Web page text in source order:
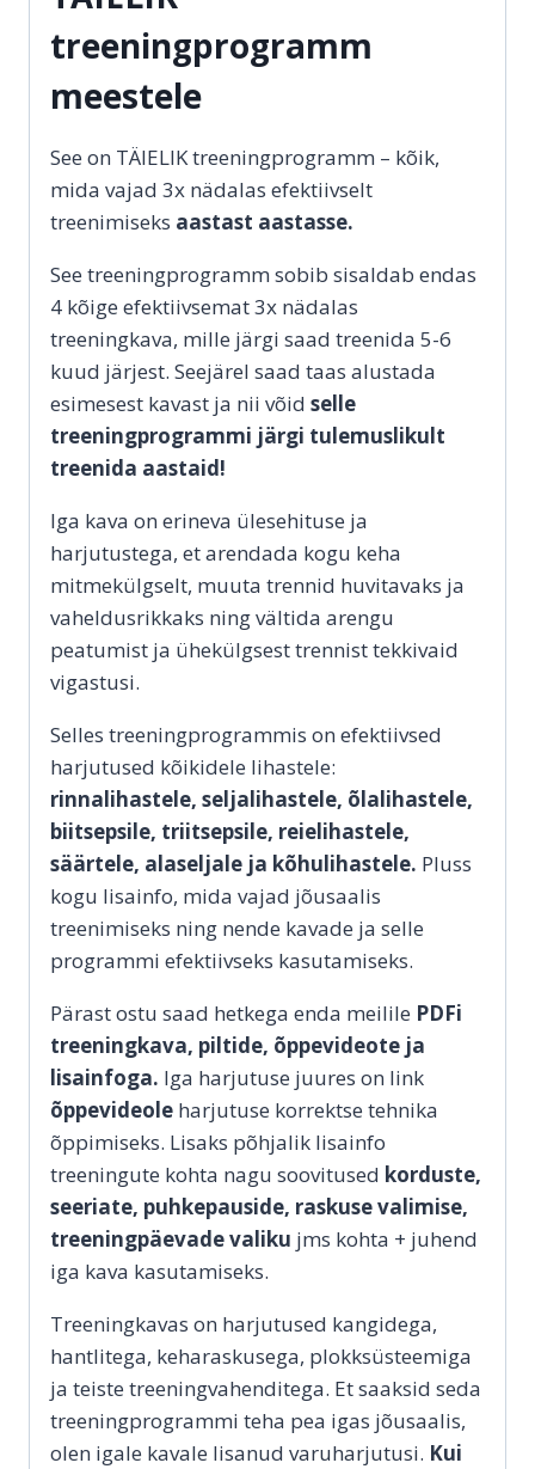
treeningprogramm
meestele
See on TÄIELIK treeningprogramm – kõik,
mida vajad 3x nädalas efektiivselt
treenimiseks aastast aastasse.
See treeningprogramm sobib sisaldab endas
4 kõige efektiivsemat 3x nädalas
treeningkava, mille järgi saad treenida 5-6
kuud järjest. Seejärel saad taas alustada
esimesest kavast ja nii võid selle
treeningprogrammi järgi tulemuslikult
treenida aastaid!
Iga kava on erineva ülesehituse ja
harjutustega, et arendada kogu keha
mitmekülgselt, muuta trennid huvitavaks ja
vaheldusrikkaks ning vältida arengu
peatumist ja ühekülgsest trennist tekkivaid
vigastusi.
Selles treeningprogrammis on efektiivsed
harjutused kõikidele lihastele:
rinnalihastele, seljalihastele, õlalihastele,
biitsepsile, triitsepsile, reielihastele,
säärtele, alaseljale ja kõhulihastele. Pluss
kogu lisainfo, mida vajad jõusaalis
treenimiseks ning nende kavade ja selle
programmi efektiivseks kasutamiseks.
Pärast ostu saad hetkega enda meilile PDFi
treeningkava, piltide, õppevideote ja
lisainfoga. Iga harjutuse juures on link
õppevideole harjutuse korrektse tehnika
õppimiseks. Lisaks põhjalik lisainfo
treeningute kohta nagu soovitused korduste,
seeriate, puhkepauside, raskuse valimise,
treeningpäevade valiku jms kohta + juhend
iga kava kasutamiseks.
Treeningkavas on harjutused kangidega,
hantlitega, keharaskusega, plokksüsteemiga
ja teiste treeningvahenditega. Et saaksid seda
treeningprogrammi teha pea igas jõusaalis,
olen igale kavale lisanud varuharjutusi. Kui